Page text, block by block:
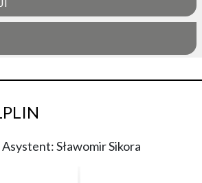
Sławomir Sikora